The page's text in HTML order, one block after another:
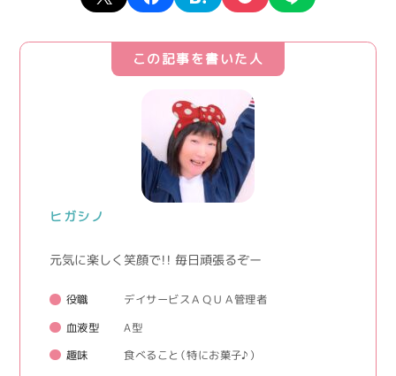
この記事を書いた人
ヒガシノ
元気に楽しく笑顔で！！ 毎日頑張るぞー
役職 デイサービスＡＱＵＡ管理者
血液型 A型
趣味 食べること（特にお菓子♪）